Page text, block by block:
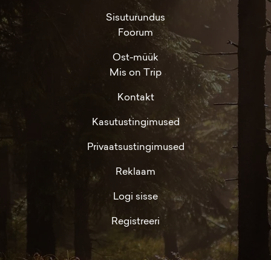
Sisuturundus
Foorum
Ost-müük
Mis on Trip
Kontakt
Kasutustingimused
Privaatsustingimused
Reklaam
Logi sisse
Registreeri